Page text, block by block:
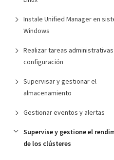
Instale Unified Manager en
Windows
Realizar tareas
configuración
Supervisar y gestionar el
almacenamiento
Gestionar eventos y alertas
Supervise y gestione el
de los clústeres